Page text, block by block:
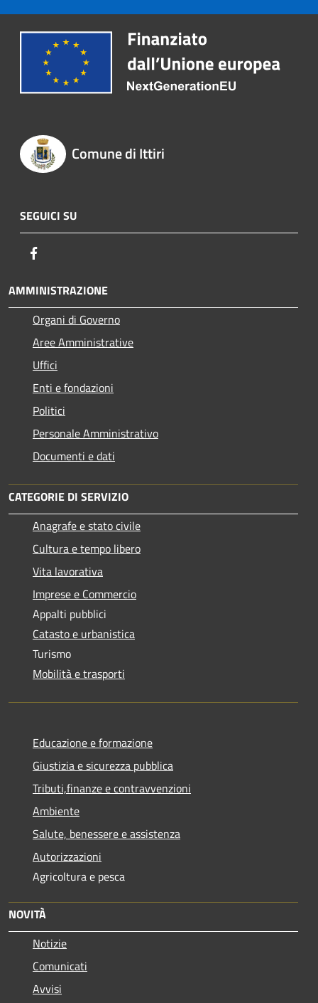
Comune di Ittiri
SEGUICI SU
AMMINISTRAZIONE
Organi di Governo
Aree Amministrative
Uffici
Enti e fondazioni
Politici
Personale Amministrativo
Documenti e dati
CATEGORIE DI SERVIZIO
Anagrafe e stato civile
Cultura e tempo libero
Vita lavorativa
Imprese e Commercio
Appalti pubblici
Catasto e urbanistica
Turismo
Mobilità e trasporti
Educazione e formazione
Giustizia e sicurezza pubblica
Tributi,finanze e contravvenzioni
Ambiente
Salute, benessere e assistenza
Autorizzazioni
Agricoltura e pesca
NOVITÀ
Notizie
Comunicati
Avvisi